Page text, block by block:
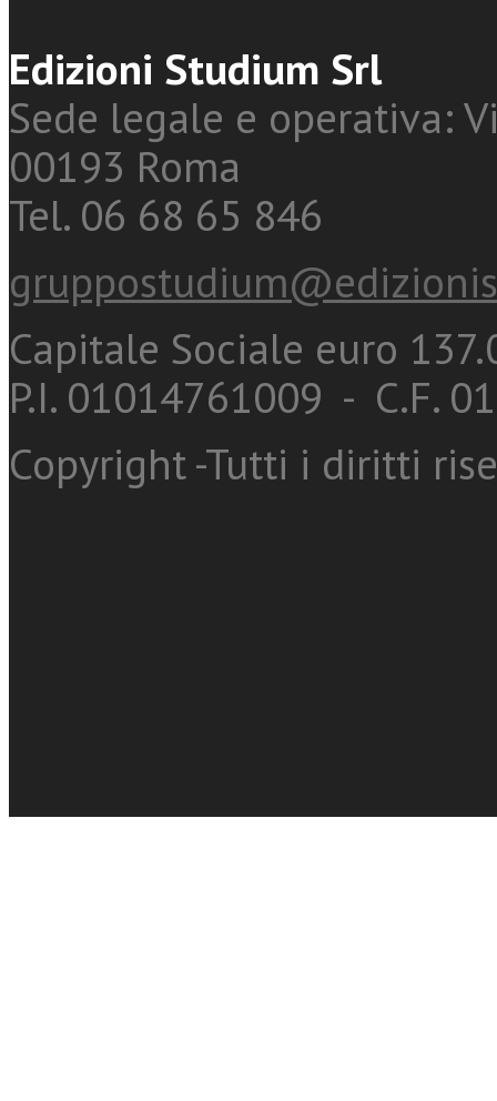
Edizioni Studium Srl
Sede legale e operativa:
00193 Roma
Tel. 06 68 65 846
Capitale Sociale euro
P.I. 01014761009 - C.F.
Copyright -Tutti i diritti